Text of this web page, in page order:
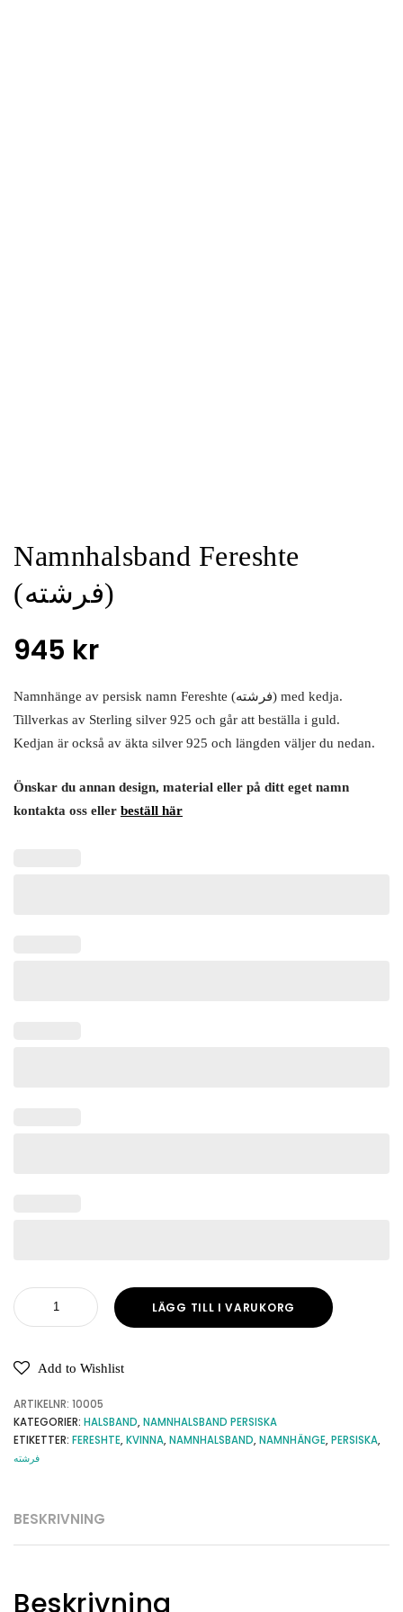
Namnhalsband Fereshte
(فرشته)
945 kr
Namnhänge av persisk namn Fereshte (فرشته) med kedja.
Tillverkas av Sterling silver 925 och går att beställa i guld.
Kedjan är också av äkta silver 925 och längden väljer du nedan.
Önskar du annan design, material eller på ditt eget namn
kontakta oss eller beställ här
LÄGG TILL I VARUKORG
Add to Wishlist
ARTIKELNR: 10005
KATEGORIER: HALSBAND, NAMNHALSBAND PERSISKA
ETIKETTER: FERESHTE, KVINNA, NAMNHALSBAND, NAMNHÄNGE, PERSISKA,
فرشته
BESKRIVNING
Beskrivning